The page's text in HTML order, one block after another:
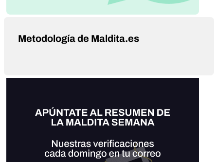
Metodología de Maldita.es